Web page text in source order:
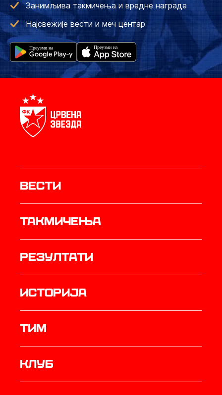
Занимљива такмичења и вредне награде
Најсвежије вести и меч центар
Вести
Такмичења
резултати
историја
ТИМ
Клуб